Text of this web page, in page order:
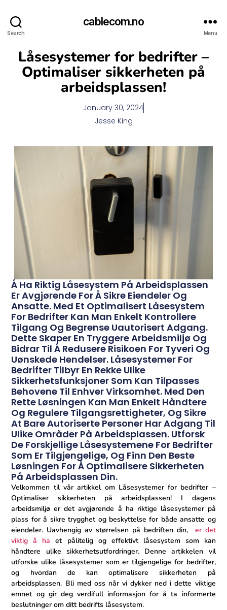
Search
cablecom.no
Menu
Låsesystemer for bedrifter –
Optimaliser sikkerheten på
arbeidsplassen!
January 30, 2024
Jesse King
Å Ha Riktig Låsesystem På Arbeidsplassen
Er Avgjørende For Å Sikre Eiendeler Og
Ansatte. Med Et Optimalisert Låsesystem
For Bedrifter Kan Man Enkelt Kontrollere
Tilgang Og Begrense Uautorisert Adgang.
Dette Skaper En Tryggere Arbeidsmiljø Og
Bidrar Til Å Redusere Risikoen For Tyveri Og
Uønskede Hendelser. Låsesystemer For
Bedrifter Tilbyr En Rekke Ulike
Sikkerhetsfunksjoner Som Kan Tilpasses
Behovene Til Enhver Virksomhet. Med Den
Rette Løsningen Kan Man Enkelt Håndtere
Og Regulere Tilgangsrettigheter, Og Sikre
At Bare Autoriserte Personer Har Adgang Til
Ulike Områder På Arbeidsplassen. Utforsk
De Forskjellige Låsesystemene For Bedrifter
Som Er Tilgjengelige, Og Finn Den Beste
Løsningen For Å Optimalisere Sikkerheten
På Arbeidsplassen Din.
Velkommen til ‌vår artikkel‌ om Låsesystemer for bedrifter –
Optimaliser ⁤sikkerheten‌ på ‍arbeidsplassen! I dagens
arbeidsmiljø er det avgjørende å ha riktige låsesystemer på
plass for å sikre trygghet og beskyttelse for både ansatte og
eiendeler. Uavhengig av størrelsen på bedriften din, ⁤ er det
viktig ​å ha et pålitelig ⁣og⁣ effektivt låsesystem som kan
håndtere ulike‌ sikkerhetsutfordringer. Denne artikkelen vil
utforske⁣ ulike låsesystemer som er tilgjengelige for bedrifter,
⁢og hvordan de kan optimalisere​ sikkerheten på
arbeidsplassen. Bli med oss ​​når vi dykker ned i dette ‍viktige​
emnet og gir deg verdifull‍ informasjon for å ta informerte‌
beslutninger om ditt‌ bedrifts låsesystem.